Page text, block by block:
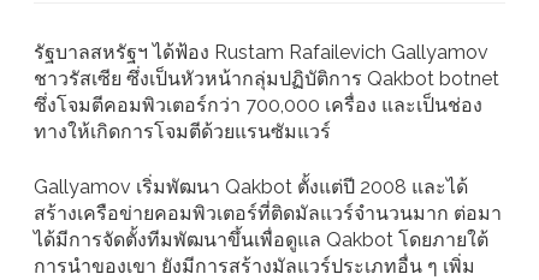
รัฐบาลสหรัฐฯ ได้ฟ้อง Rustam Rafailevich Gallyamov
ชาวรัสเซีย ซึ่งเป็นหัวหน้ากลุ่มปฏิบัติการ Qakbot botnet
ซึ่งโจมตีคอมพิวเตอร์กว่า 700,000 เครื่อง และเป็นช่อง
ทางให้เกิดการโจมตีด้วยแรนซัมแวร์
Gallyamov เริ่มพัฒนา Qakbot ตั้งแต่ปี 2008 และได้
สร้างเครือข่ายคอมพิวเตอร์ที่ติดมัลแวร์จำนวนมาก ต่อมา
ได้มีการจัดตั้งทีมพัฒนาขึ้นเพื่อดูแล Qakbot โดยภายใต้
การนำของเขา ยังมีการสร้างมัลแวร์ประเภทอื่น ๆ เพิ่ม